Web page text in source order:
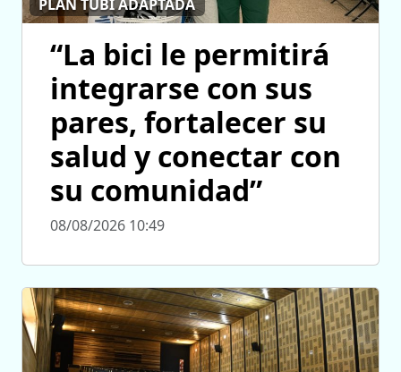
PLAN TUBI ADAPTADA
“La bici le permitirá
integrarse con sus
pares, fortalecer su
salud y conectar con
su comunidad”
08/08/2026 10:49